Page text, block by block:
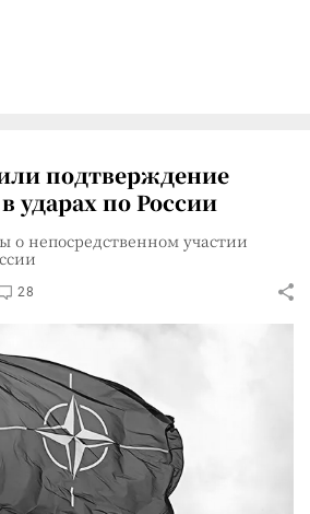
подтверждение
ударах по России
о непосредственном участии
28